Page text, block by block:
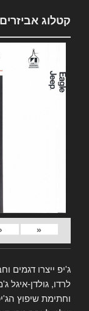
קטלוג אביזרים Jeep 1986
«
‹
ג'יפ ייצרו דגמים
לרדו, גולדן-איגל
וחתימת שיפוץ